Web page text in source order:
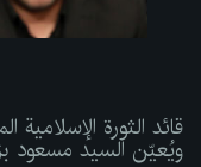
قائد الثورة
ويُعيّن السيد مسعود